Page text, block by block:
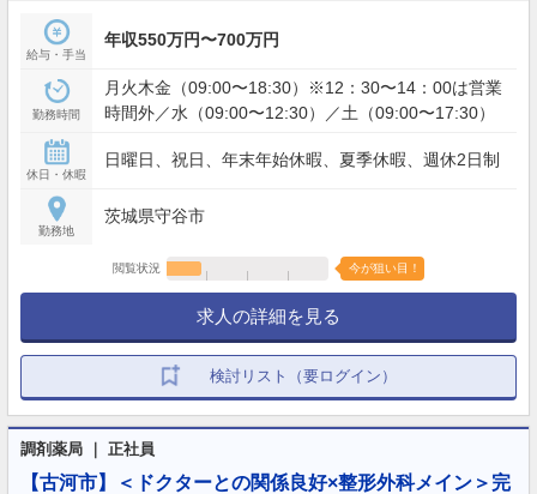
給与・手当
年収550万円〜700万円
勤務時間
月火木金（09:00〜18:30）※12：30〜14：00は営業
時間外／水（09:00〜12:30）／土（09:00〜17:30）
休日・休暇
日曜日、祝日、年末年始休暇、夏季休暇、週休2日制
勤務地
茨城県守谷市
閲覧状況 今が狙い目！
求人の詳細を見る
検討リスト（要ログイン）
調剤薬局 ｜ 正社員
【古河市】＜ドクターとの関係良好×整形外科メイン＞完